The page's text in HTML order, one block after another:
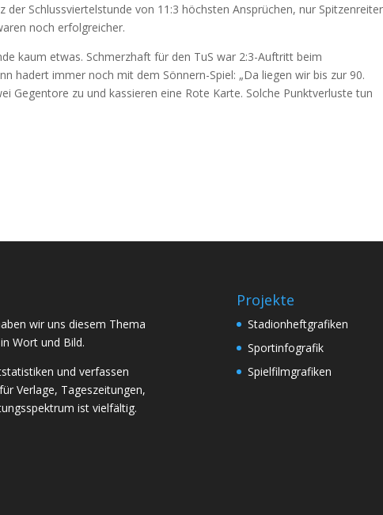
Schlussviertelstunde von 11:3 höchsten Ansprüchen, nur Spitzenreiter
noch erfolgreicher.
kaum etwas. Schmerzhaft für den TuS war 2:3-Auftritt beim
hadert immer noch mit dem Sönnern-Spiel: „Da liegen wir bis zur 90.
Gegentore zu und kassieren eine Rote Karte. Solche Punktverluste tun
wir uns diesem Thema
Wort und Bild.
und verfassen
Verlage, Tageszeitungen,
ist vielfältig.
Projekte
Stadionheftgrafiken
Sportinfografik
Spielfilmgrafiken